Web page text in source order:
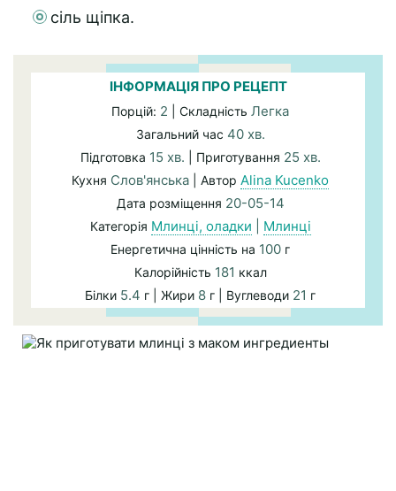
сіль щіпка.
ІНФОРМАЦІЯ ПРО РЕЦЕПТ
Порцій: 2 | Складність Легка
Загальний час 40 хв.
Підготовка 15 хв. | Приготування 25 хв.
Кухня Слов'янська | Автор Alina Kucenko
Дата розміщення 20-05-14
Категорія Млинці, оладки Млинці
Енергетична цінність на 100 г
Калорійність 181 ккал
Білки 5.4 г | Жири 8 г | Вуглеводи 21 г